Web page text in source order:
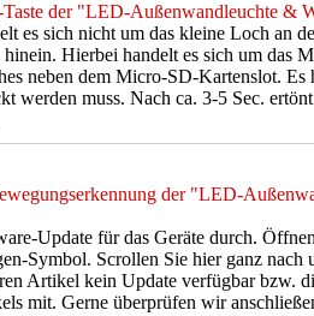
Taste der "LED-Außenwandleuchte
es sich nicht um das kleine Loch an
Hierbei handelt es sich um das
neben dem Micro-SD-Kartenslot. Es
werden muss. Nach ca. 3-5 Sec.
der "LED-
Update für das Geräte durch.
Symbol. Scrollen Sie hier ganz nach
Artikel kein Update verfügbar bzw.
mit. Gerne überprüfen wir